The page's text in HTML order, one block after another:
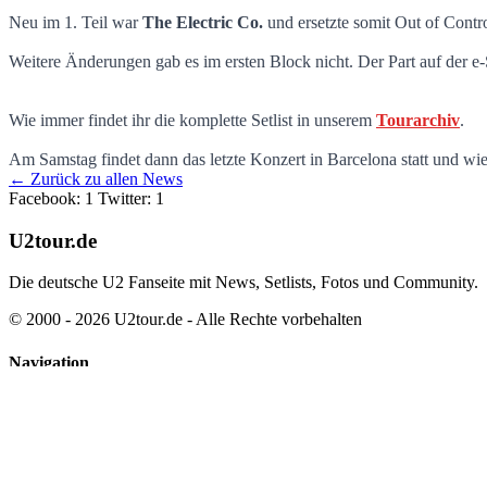
Neu im 1. Teil warThe Electric Co. und ersetzte somit Out of
Weitere Änderungen gab es im ersten Block nicht. Der Part auf der
Wie immer findet ihr die komplette Setlist in unserem Tourarchiv.
Am Samstag findet dann das letzte Konzert in Barcelona statt und
← Zurück zu allen News
Facebook: 1 Twitter: 1
U2tour.de
Die deutsche U2 Fanseite mit News, Setlists, Fotos und Community.
© 2000 - 2026 U2tour.de - Alle Rechte vorbehalten
Navigation